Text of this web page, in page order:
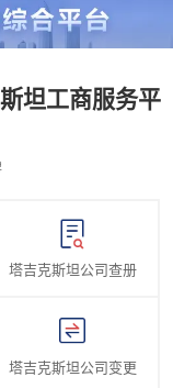
坦工商服务平
塔吉克斯坦公司查册
塔吉克斯坦公司变更